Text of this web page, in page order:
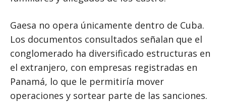
Gaesa no opera únicamente dentro de Cuba.
Los documentos consultados señalan que el
conglomerado ha diversificado estructuras en
el extranjero, con empresas registradas en
Panamá, lo que le permitiría mover
operaciones y sortear parte de las sanciones.